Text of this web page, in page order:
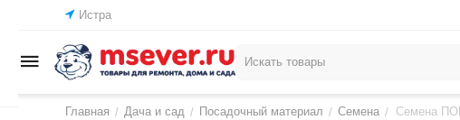
Истра
Главная / Дача и сад / Посадочный материал / Семена / Семена